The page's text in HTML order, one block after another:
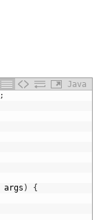
Java
;
args )
{